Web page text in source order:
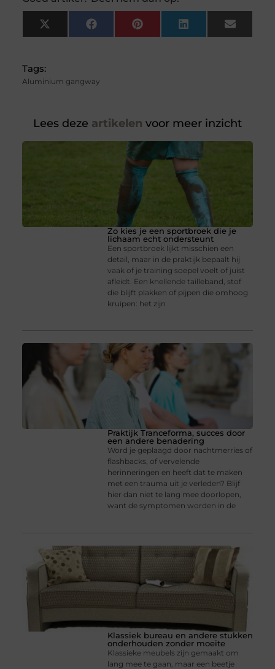
X
(Twitter)
FacebookPinterest LinkedIn Email
Tags:
Aluminium gangway
Lees deze artikelen voor meer inzicht
Zo kies je een sportbroek die je
lichaam echt ondersteunt
Een sportbroek lijkt misschien een
detail, maar in de praktijk bepaalt hij
vaak of je training soepel voelt of juist
afleidt. Een knellende tailleband, stof
die blijft plakken of pijpen die omhoog
kruipen: het zijn
Praktijk Tranceforma, succes door
een andere benadering
Word je geplaagd door nachtmerries of
flashbacks, of vervelende
herinneringen en heeft dat te maken
met een trauma uit je verleden? Blijf
hier dan niet te lang mee doorlopen,
want de symptomen worden in de
Klassiek bureau en andere stukken
onderhouden zonder moeite
Klassieke meubels zijn gemaakt om
lang mee te gaan, maar een beetje